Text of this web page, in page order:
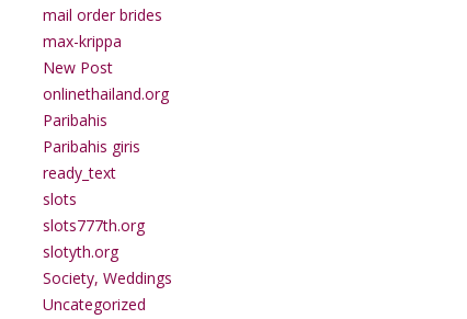
mail order brides
max-krippa
New Post
onlinethailand.org
Paribahis
Paribahis giris
ready_text
slots
slots777th.org
slotyth.org
Society, Weddings
Uncategorized